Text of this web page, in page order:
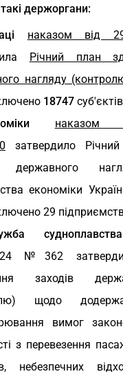
держоргани:
наказом від
Річний план
нагляду
18747
наказом
затвердило
державного
економіки
29
судноплавства
№362
заходів
щодо
вимог
з перевезення
небезпечних